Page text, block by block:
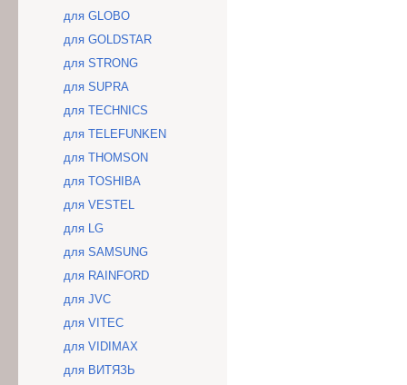
для GLOBO
для GOLDSTAR
для STRONG
для SUPRA
для TECHNICS
для TELEFUNKEN
для THOMSON
для TOSHIBA
для VESTEL
для LG
для SAMSUNG
для RAINFORD
для JVC
для VITEC
для VIDIMAX
для ВИТЯЗЬ